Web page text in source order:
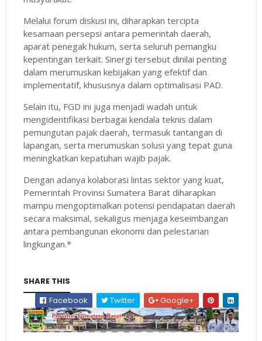
Melalui forum diskusi ini, diharapkan tercipta
kesamaan persepsi antara pemerintah daerah,
aparat penegak hukum, serta seluruh pemangku
kepentingan terkait. Sinergi tersebut dinilai penting
dalam merumuskan kebijakan yang efektif dan
implementatif, khususnya dalam optimalisasi PAD.
Selain itu, FGD ini juga menjadi wadah untuk
mengidentifikasi berbagai kendala teknis dalam
pemungutan pajak daerah, termasuk tantangan di
lapangan, serta merumuskan solusi yang tepat guna
meningkatkan kepatuhan wajib pajak.
Dengan adanya kolaborasi lintas sektor yang kuat,
Pemerintah Provinsi Sumatera Barat diharapkan
mampu mengoptimalkan potensi pendapatan daerah
secara maksimal, sekaligus menjaga keseimbangan
antara pembangunan ekonomi dan pelestarian
lingkungan.*
SHARE THIS
Facebook
Twitter Google+